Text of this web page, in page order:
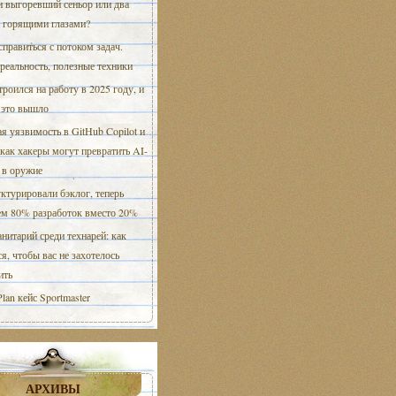
выгоревший сеньор или два
глазами?
с потоком задач.
полезные техники
на работу в 2025 году, и
это вышло
уязвимость в GitHub Copilot и
хакеры могут превратить AI-
в оружие
бэклог, теперь
80% разработок вместо 20%
среди технарей: как
чтобы вас не захотелось
кейс Sportmaster
АРХИВЫ